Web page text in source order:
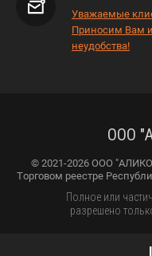
Уважаемые
Приносим Вам
неудобства!
ООО
© 2021-2026 ООО
Торговом реестре
Полное или
разрешено